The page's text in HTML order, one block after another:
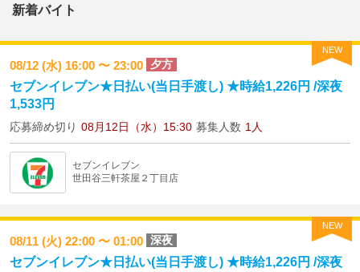
新着バイト
NEW
08/12 (水) 16:00 〜 23:00 夕方
セブンイレブン★日払い(当日手渡し) ★時給1,226円 /深夜
1,533円
応募締め切り 08月12日（水）15:30 募集人数 1人
セブンイレブン
世田谷三軒茶屋２丁目店
NEW
08/11 (火) 22:00 〜 01:00 深夜
セブンイレブン★日払い(当日手渡し) ★時給1,226円 /深夜